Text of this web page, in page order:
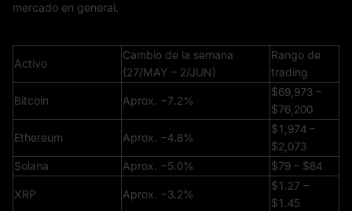
mercado en general.
Activo
Cambio de la semana
(27/MAY – 2/JUN)
Rango de
trading
Bitcoin Aprox. −7.2%
$69,973 –
$76,200
Ethereum Aprox. −4.8%
$1,974 –
$2,073
Solana
Aprox. −5.0% $79 – $84
XRP Aprox. −3.2%
$1.27 –
$1.45